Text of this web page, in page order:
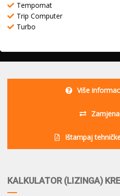
Tempomat
Trip Computer
Turbo
Više
Ištampaj
KALKULATOR (LIZINGA)